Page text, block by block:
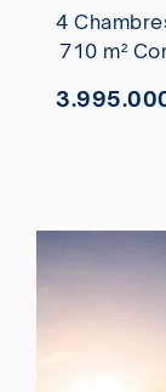
4
710 m²